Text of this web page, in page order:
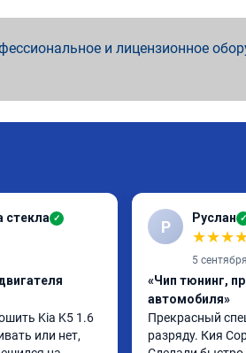
и лицензионное
стекла ✓
Kia K5 1.6
или нет,
Р Руслан ✓
★★★
5
«Чип тюнинг,
автомобиля»
Прекрасный
разряду. Кия